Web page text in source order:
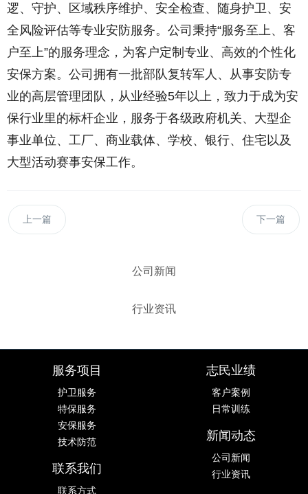
逻、守护、区域秩序维护、安全检查、随身护卫、安
全风险评估等专业安防服务。公司秉持“服务至上、客
户至上”的服务理念，为客户定制专业、高效的个性化
安保方案。公司拥有一批部队复转军人、从事安防专
业的高层管理团队，从业经验5年以上，致力于成为安
保行业里的标杆企业，服务于各级政府机关、大型企
事业单位、工厂、商业载体、学校、银行、住宅以及
大型活动赛事安保工作。
上一篇 下一篇
公司新闻
行业资讯
服务项目
护卫服务
特保服务
安保服务
技术防范
志民业绩
客户案例
日常训练
新闻动态
公司新闻
行业资讯
联系我们
联系方式